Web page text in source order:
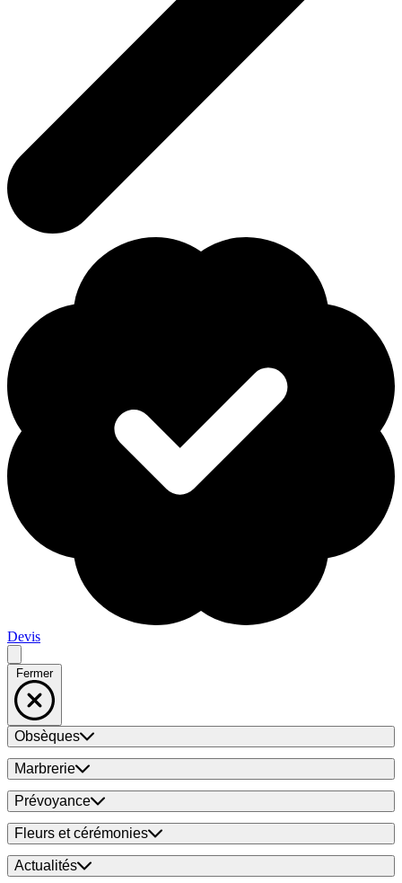
Devis
Fermer
Obsèques
Marbrerie
Prévoyance
Fleurs et cérémonies
Actualités